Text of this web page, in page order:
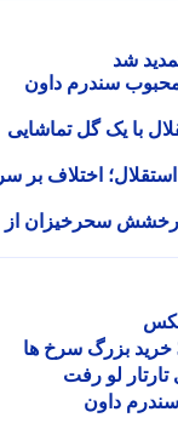
سندرم داون
یک گل تماشایی
اختلاف بر سر
سحرخیزان از
پرسپولیس داغ تر از همیشه؛ 3 خرید بزرگ سرخ ها
لو رفت
داون